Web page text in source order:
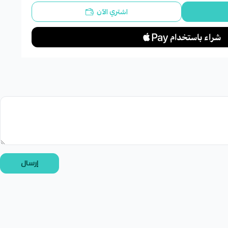
اشتري الآن
إرسال